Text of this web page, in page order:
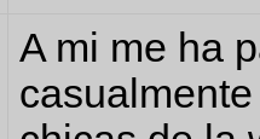
A mi me ha